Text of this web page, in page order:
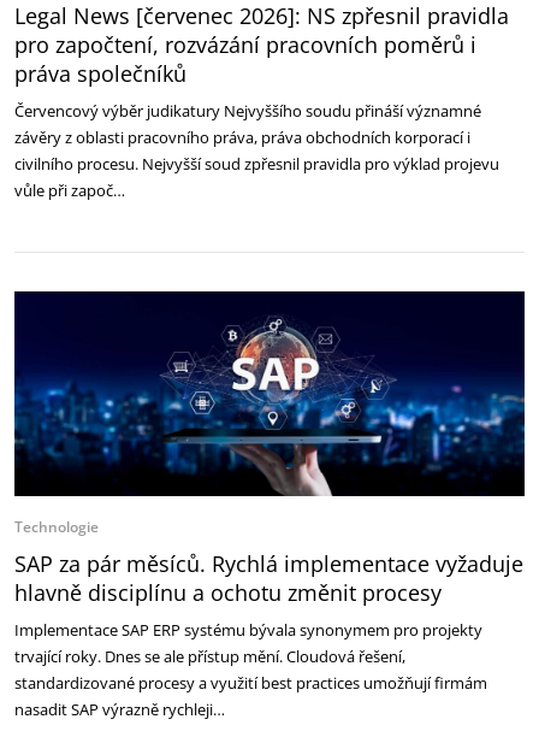
Legal News [červenec 2026]: NS zpřesnil pravidla
pro započtení, rozvázání pracovních poměrů i
práva společníků
Červencový výběr judikatury Nejvyššího soudu přináší významné
závěry z oblasti pracovního práva, práva obchodních korporací i
civilního procesu. Nejvyšší soud zpřesnil pravidla pro výklad projevu
vůle při započ…
Technologie
SAP za pár měsíců. Rychlá implementace vyžaduje
hlavně disciplínu a ochotu změnit procesy
Implementace SAP ERP systému bývala synonymem pro projekty
trvající roky. Dnes se ale přístup mění. Cloudová řešení,
standardizované procesy a využití best practices umožňují firmám
nasadit SAP výrazně rychleji…